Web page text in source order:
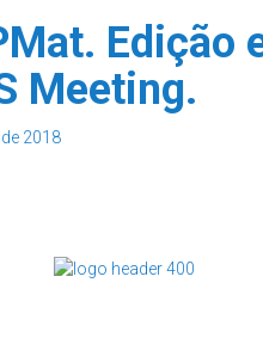
Edição
Meeting.
2018